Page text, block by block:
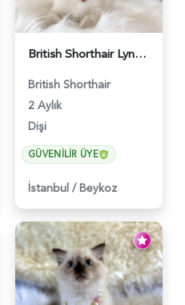
British Shorthair Lynx Point Dişi Yavrumuz Yuva Arıyor - 5148
British Shorthair
2 Aylık
Dişi
GÜVENILIR ÜYE
İstanbul / Beykoz